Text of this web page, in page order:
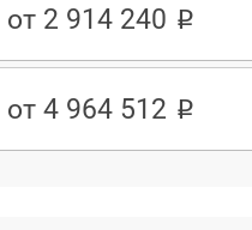
от 2 914 240
от 4 964 512